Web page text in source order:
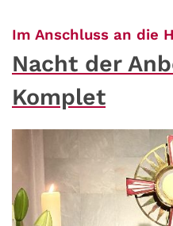
Im Anschluss an die
Nacht der
Komplet